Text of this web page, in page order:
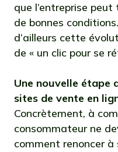
que l’entreprise
de bonnes
d’ailleurs cette
de « un clic pour se
Une nouvelle étape
sites de vente en
Concrètement, à
consommateur ne
comment renoncer à